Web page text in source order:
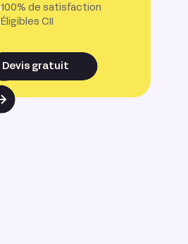
100% de satisfaction
Éligibles CII
Devis gratuit